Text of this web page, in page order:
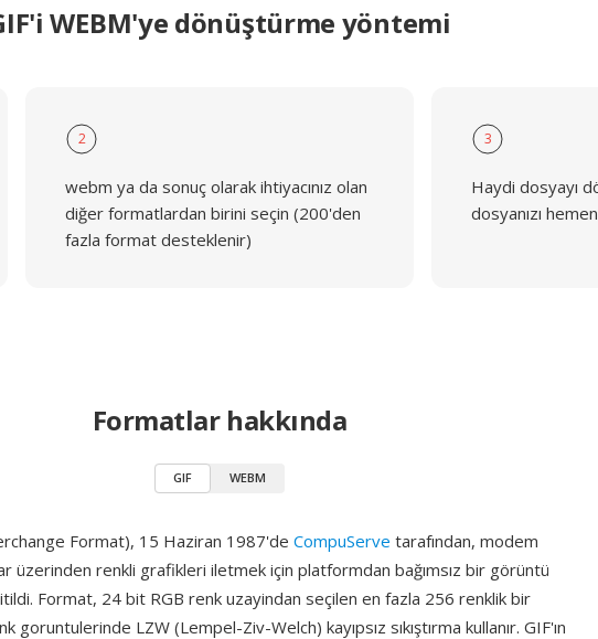
WEBM'ye dönüştürme yöntemi
2
webm ya da sonuç olarak ihtiyacınız olan
diğer formatlardan birini seçin (200'den
fazla format desteklenir)
3
Haydi dosyayı
dosyanızı
Formatlar hakkında
GIF WEBM
Format), 15 Haziran 1987'de CompuServe tarafından, modem
üzerinden renkli grafikleri iletmek için platformdan bağımsız bir görüntü
Format, 24 bit RGB renk uzayindan seçilen en fazla 256 renklik bir
goruntulerinde LZW (Lempel-Ziv-Welch) kayıpsız sıkıştırma kullanır. GIF'ın